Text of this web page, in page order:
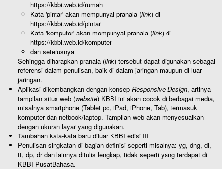
https://kbbi.web.id/rumah
Kata 'pintar' akan mempunyai pranala (link) di
https://kbbi.web.id/pintar
Kata 'komputer' akan mempunyai pranala (link) di
https://kbbi.web.id/komputer
dan seterusnya
Sehingga diharapkan pranala (link) tersebut dapat digunakan sebagai
referensi dalam penulisan, baik di dalam jaringan maupun di luar
jaringan.
Aplikasi dikembangkan dengan konsep Responsive Design, artinya
tampilan situs web (website) KBBI ini akan cocok di berbagai media,
misalnya smartphone (Tablet pc, iPad, iPhone, Tab), termasuk
komputer dan netbook/laptop. Tampilan web akan menyesuaikan
dengan ukuran layar yang digunakan.
Tambahan kata-kata baru diluar KBBI edisi III
Penulisan singkatan di bagian definisi seperti misalnya: yg, dng, dl,
tt, dp, dr dan lainnya ditulis lengkap, tidak seperti yang terdapat di
KBBI PusatBahasa.